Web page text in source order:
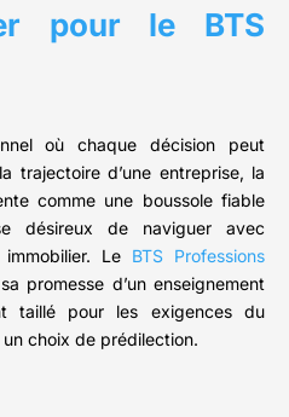
pour le BTS
où chaque décision peut
trajectoire d’une entreprise, la
comme une boussole fiable
désireux de naviguer avec
Le BTS Professions
promesse d’un enseignement
taillé pour les exigences du
choix de prédilection.